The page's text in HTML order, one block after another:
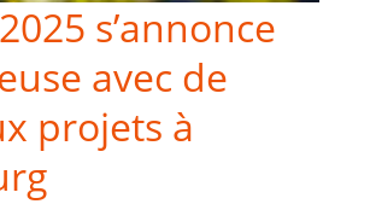
s’annonce
avec de
projets à